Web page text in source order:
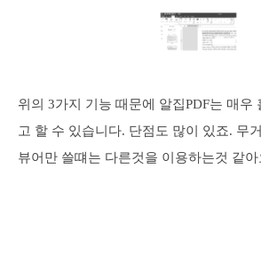
위의 3가지 기능 때문에 알집PDF는 매우
고 할 수 있습니다. 단점도 많이 있죠. 무
뷰어만 쓸떄는 다른것을 이용하는것 같아